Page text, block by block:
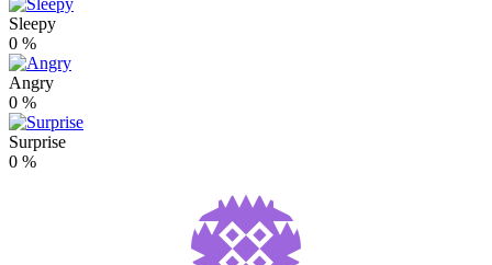
Sleepy
0 %
Angry
0 %
Surprise
0 %